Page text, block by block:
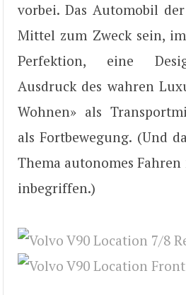
vorbei. Das Automobil
Mittel zum Zweck sein,
Perfektion, eine
Ausdruck des wahren
Wohnen» als
als Fortbewegung. (Und
Thema autonomes
inbegriffen.)